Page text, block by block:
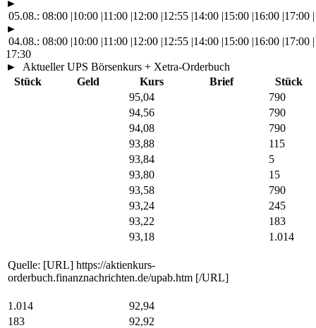
►
05.08.: 08:00 |10:00 |11:00 |12:00 |12:55 |14:00 |15:00 |16:00 |17:00 |
►
04.08.: 08:00 |10:00 |11:00 |12:00 |12:55 |14:00 |15:00 |16:00 |17:00 |
17:30
►
Aktueller UPS Börsenkurs + Xetra-Orderbuch
Stück
Geld Kurs Brief
Stück
95,04
790
94,56
790
94,08
790
93,88
115
93,84
5
93,80
15
93,58
790
93,24
245
93,22
183
93,18
1.014
Quelle: [URL] https://aktienkurs-
orderbuch.finanznachrichten.de/upab.htm [/URL]
1.014
92,94
183
92,92